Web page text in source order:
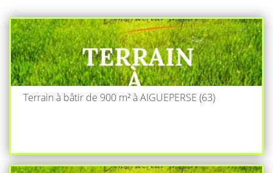
Terrain à bâtir de 900 m² à AIGUEPERSE (63)